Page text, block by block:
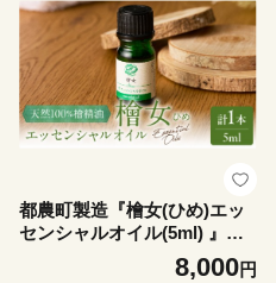
都農町製造『檜女(ひめ)エッ
センシャルオイル(5ml) 』計1
本 檜 香り 天然 リラックス
8,000円